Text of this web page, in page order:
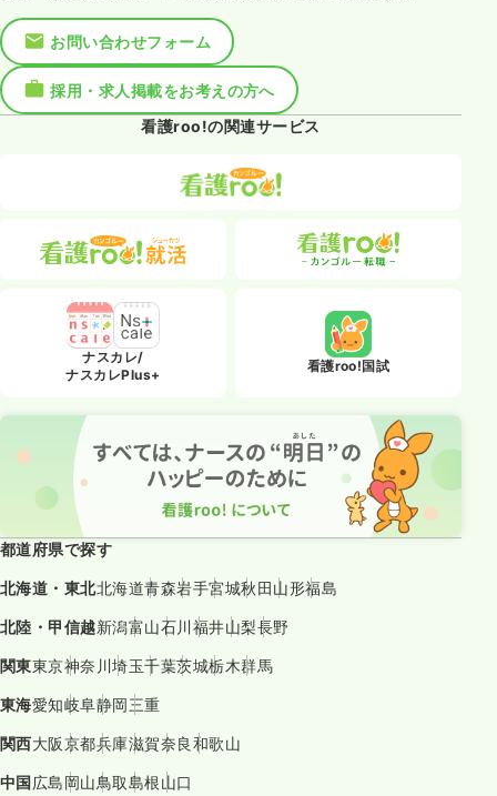
お問い合わせフォーム
採用・求人掲載をお考えの方へ
看護roo!の関連サービス
ナスカレ/
ナスカレPlus+
看護roo!国試
都道府県で探す
北海道・東北北海道青森岩手宮城秋田山形福島
北陸・甲信越新潟富山石川福井山梨長野
関東東京神奈川埼玉千葉茨城栃木群馬
東海愛知岐阜静岡三重
関西大阪京都兵庫滋賀奈良和歌山
中国広島岡山鳥取島根山口